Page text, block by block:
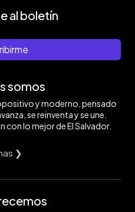
al boletín
somos
y moderno, pensado
se reinventa y se une.
lo mejor de El Salvador.
❯